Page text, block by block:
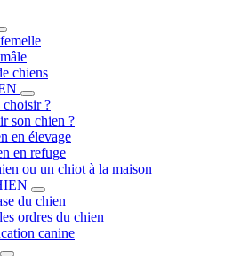
chiens
choisir ?
son chien ?
en élevage
en refuge
ou un chiot à la maison
du chien
ordres du chien
canine